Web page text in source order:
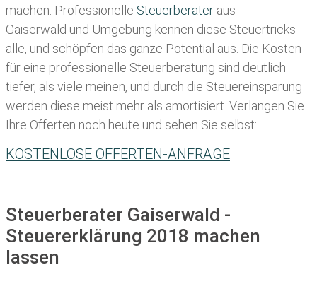
machen. Professionelle Steuerberater aus
Gaiserwald und Umgebung kennen diese Steuertricks
alle, und schöpfen das ganze Potential aus. Die Kosten
für eine professionelle Steuerberatung sind deutlich
tiefer, als viele meinen, und durch die Steuereinsparung
werden diese meist mehr als amortisiert. Verlangen Sie
Ihre Offerten noch heute und sehen Sie selbst:
KOSTENLOSE OFFERTEN-ANFRAGE
Steuerberater Gaiserwald -
Steuererklärung 2018 machen
lassen